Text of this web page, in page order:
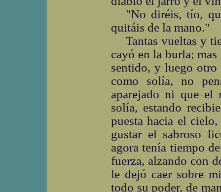
"No diréis, tío,
quitáis de la mano."
Tantas vueltas y
cayó en la burla;
sentido, y luego
como solía, no
aparejado ni que el
solía, estando
puesta hacia el
gustar el sabroso
agora tenía tiempo
fuerza, alzando con
le dejó caer sobre
todo su poder, de